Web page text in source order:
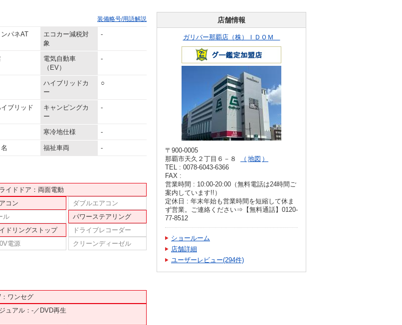
装備略号/用語解説
ンパネAT
エコカー減税対
象
-
電気自動車
（EV）
-
ハイブリッドカ
ー
○
ブリッド
キャンピングカ
ー
-
寒冷地仕様 -
名 福祉車両 -
イドドア：両面電動
コン
ダブルエアコン
ル
パワーステアリング
ドリングストップ
ドライブレコーダー
電源
クリーンディーゼル
ワンセグ
ュアル：-／DVD再生
店舗情報
ガリバー那覇店（株）ＩＤＯＭ
〒900-0005
那覇市天久２丁目６－８
地図
TEL : 0078-6043-6366
FAX :
営業時間 : 10:00-20:00（無料電話は24時間ご
案内しています!!）
定休日 : 年末年始も営業時間を短縮して休ま
ず営業。ご連絡ください⇒【無料通話】0120-
77-8512
ショールーム
店舗詳細
ユーザーレビュー(294件)